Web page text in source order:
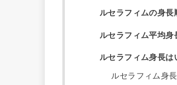
ルセラフィムの身長
ルセラフィム平均
ルセラフィム身長は
ルセラフィム身